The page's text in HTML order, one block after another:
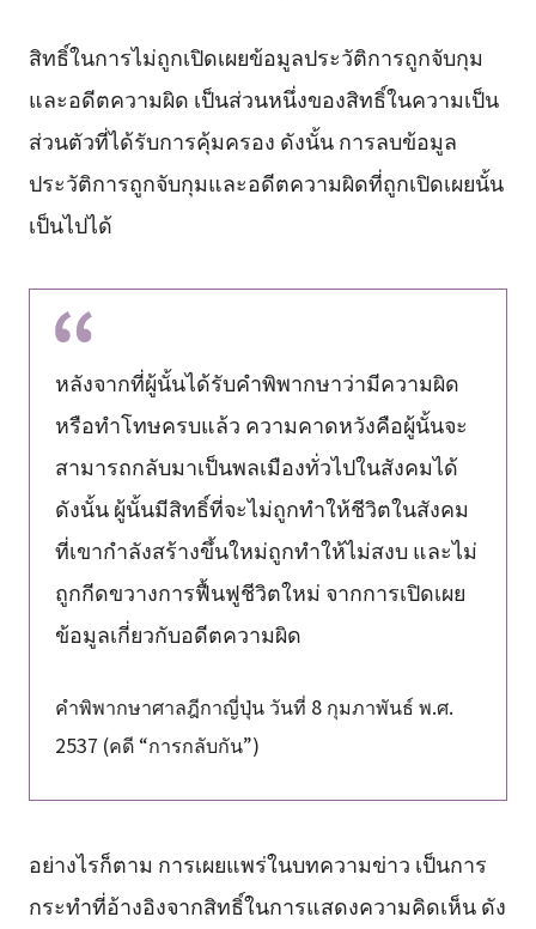
สิทธิ์ในการไม่ถูกเปิดเผยข้อมูลประวัติการถูกจับกุม
และอดีตความผิด เป็นส่วนหนึ่งของสิทธิ์ในความเป็น
ส่วนตัวที่ได้รับการคุ้มครอง ดังนั้น การลบข้อมูล
ประวัติการถูกจับกุมและอดีตความผิดที่ถูกเปิดเผยนั้น
เป็นไปได้
หลังจากที่ผู้นั้นได้รับคำพิพากษาว่ามีความผิด
หรือทำโทษครบแล้ว ความคาดหวังคือผู้นั้นจะ
สามารถกลับมาเป็นพลเมืองทั่วไปในสังคมได้
ดังนั้น ผู้นั้นมีสิทธิ์ที่จะไม่ถูกทำให้ชีวิตในสังคม
ที่เขากำลังสร้างขึ้นใหม่ถูกทำให้ไม่สงบ และไม่
ถูกกีดขวางการฟื้นฟูชีวิตใหม่ จากการเปิดเผย
ข้อมูลเกี่ยวกับอดีตความผิด
คำพิพากษาศาลฎีกาญี่ปุ่น วันที่ 8 กุมภาพันธ์ พ.ศ.
2537 (คดี “การกลับกัน”)
อย่างไรก็ตาม การเผยแพร่ในบทความข่าว เป็นการ
กระทำที่อ้างอิงจากสิทธิ์ในการแสดงความคิดเห็น ดัง